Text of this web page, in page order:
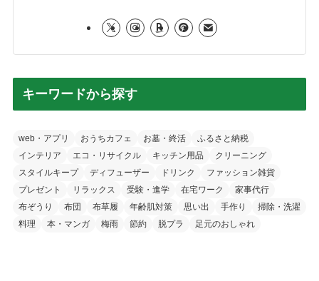
キーワードから探す
web・アプリ おうちカフェ お墓・終活
ふるさと納税
インテリア
エコ・リサイクル キッチン用品
クリーニング
スタイルキープ
ディフューザー ドリンク
ファッション雑貨
プレゼント
リラックス 受験・進学 在宅ワーク
家事代行
布ぞうり
布団 布草履 年齢肌対策 思い出 手作り
掃除・洗濯
料理
本・マンガ 梅雨 節約 脱プラ 足元のおしゃれ